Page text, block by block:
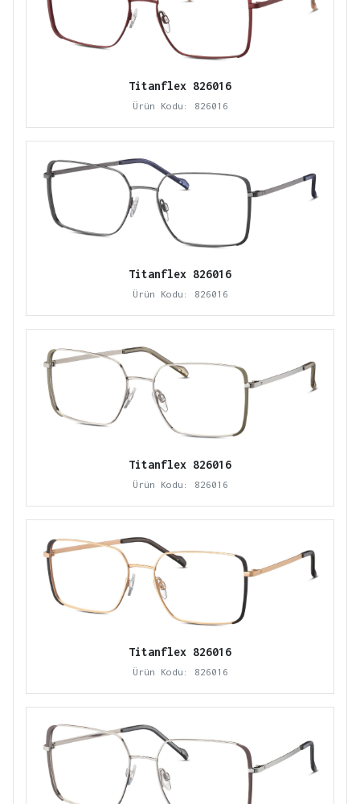
Titanflex 826016
Ürün Kodu: 826016
Titanflex 826016
Ürün Kodu: 826016
Titanflex 826016
Ürün Kodu: 826016
Titanflex 826016
Ürün Kodu: 826016